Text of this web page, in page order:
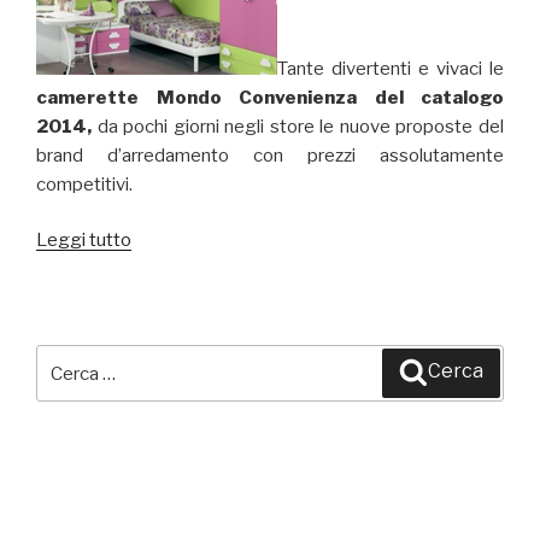
Tante divertenti e vivaci le
camerette Mondo Convenienza del catalogo
2014, da pochi giorni negli store le nuove proposte del
brand d’arredamento con prezzi assolutamente
competitivi.
Leggi tutto
Cerca